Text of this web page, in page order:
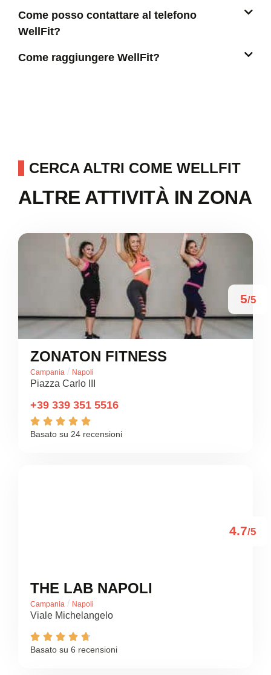
Come posso contattare al telefono
WellFit?
Come raggiungere WellFit?
CERCA ALTRI COME WELLFIT
ALTRE ATTIVITÀ IN ZONA
5/5
ZONATON FITNESS
Campania / Napoli
Piazza Carlo III
+39 339 351 5516
    
Basato su 24 recensioni
4.7/5
THE LAB NAPOLI
Campania / Napoli
Viale Michelangelo
    
Basato su 6 recensioni